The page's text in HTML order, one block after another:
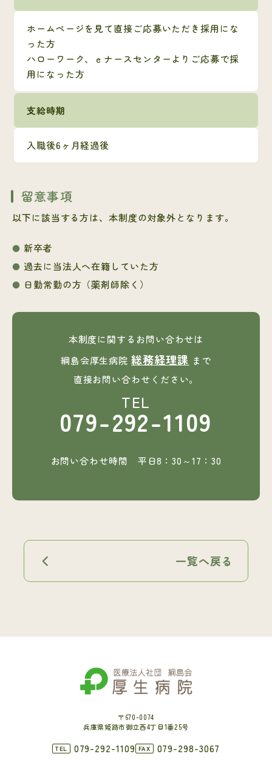
ホームページを見て直接ご応募いただき採用にな
った方
ハローワーク、ｅナースセンターよりご応募で採
用になった方
支給時期
入職後6ヶ月経過後
留意事項
以下に該当する方は、本制度の対象外となります。
新卒者
過去に当法人へ在籍していた方
日勤常勤の方（薬剤師除く）
本制度に関するお問い合わせは
綱島会厚生病院総務経理課 まで
直接お問い合わせください。
TEL
079-292-1109
お問い合わせ時間 平日8：30～17：30
一覧へ戻る
〒670-0074
兵庫県姫路市御立西4丁目1番25号
TEL 079-292-1109 FAX 079-298-3067